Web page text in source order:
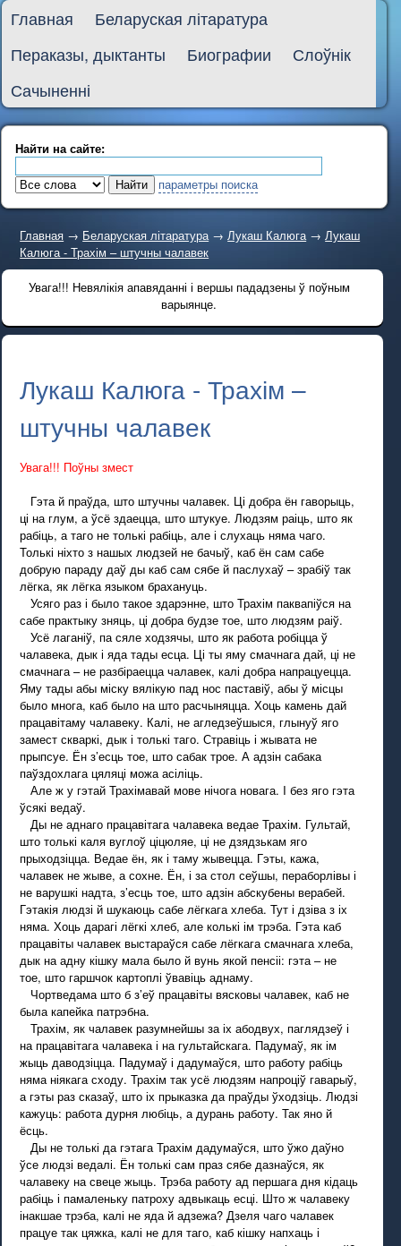
Главная
Беларуская літаратура
Пераказы, дыктанты
Биографии
Слоўнік
Сачыненні
Найти на сайте:
параметры поиска
Главная → Беларуская літаратура→Лукаш Калюга→Лукаш
Калюга - Трахім – штучны чалавек
Увага!!! Невялікія апавяданні і вершы пададзены ў поўным
варыянце.
Лукаш Калюга - Трахім –
штучны чалавек
Увага!!! Поўны змест
Гэта й праўда, што штучны чалавек. Ці добра ён гаворыць,
ці на глум, а ўсё здаецца, што штукуе. Людзям раіць, што як
рабіць, а таго не толькі рабіць, але і слухаць няма чаго.
Толькі ніхто з нашых людзей не бачыў, каб ён сам сабе
добрую параду даў ды каб сам сябе й паслухаў – зрабіў так
лёгка, як лёгка языком брахануць.
Усяго раз і было такое здарэнне, што Трахім паквапіўся на
сабе практыку зняць, ці добра будзе тое, што людзям раіў.
Усё лаганіў, па сяле ходзячы, што як работа робіцца ў
чалавека, дык і яда тады есца. Ці ты яму смачнага дай, ці не
смачнага – не разбіраецца чалавек, калі добра напрацуецца.
Яму тады абы міску вялікую пад нос паставіў, абы ў місцы
было многа, каб было на што расчыняцца. Хоць камень дай
працавітаму чалавеку. Калі, не агледзеўшыся, глынуў яго
замест скваркі, дык і толькі таго. Стравіць і жывата не
прыпсуе. Ён з’есць тое, што сабак трое. А адзін сабака
паўздохлага цяляці можа асіліць.
Але ж у гэтай Трахімавай мове нічога новага. I без яго гэта
ўсякі ведаў.
Ды не аднаго працавітага чалавека ведае Трахім. Гультай,
што толькі каля вуглоў ціцюляе, ці не дзядзькам яго
прыходзіцца. Ведае ён, як і таму жывецца. Гэты, кажа,
чалавек не жыве, а сохне. Ён, і за стол сеўшы, пераборлівы і
не варушкі надта, з’есць тое, што адзін абскубены верабей.
Гэтакія людзі й шукаюць сабе лёгкага хлеба. Тут і дзіва з іх
няма. Хоць дарагі лёгкі хлеб, але колькі ім трэба. Гэта каб
працавіты чалавек выстараўся сабе лёгкага смачнага хлеба,
дык на адну кішку мала было й вунь якой пенсіі: гэта – не
тое, што гаршчок картоплі ўвавіць аднаму.
Чортведама што б з’еў працавіты вясковы чалавек, каб не
была капейка патрэбна.
Трахім, як чалавек разумнейшы за іх абодвух, паглядзеў і
на працавітага чалавека і на гультайскага. Падумаў, як ім
жыць даводзіцца. Падумаў і дадумаўся, што работу рабіць
няма ніякага сходу. Трахім так усё людзям напроціў гаварыў,
а гэты раз сказаў, што іх прыказка да праўды ўходзіць. Людзі
кажуць: работа дурня любіць, а дурань работу. Так яно й
ёсць.
Ды не толькі да гэтага Трахім дадумаўся, што ўжо даўно
ўсе людзі ведалі. Ён толькі сам праз сябе дазнаўся, як
чалавеку на свеце жыць. Трэба работу ад першага дня кідаць
рабіць і памаленьку патроху адвыкаць есці. Што ж чалавеку
інакшае трэба, калі не яда й адзежа? Дзеля чаго чалавек
працуе так цяжка, калі не для таго, каб кішку напхаць і